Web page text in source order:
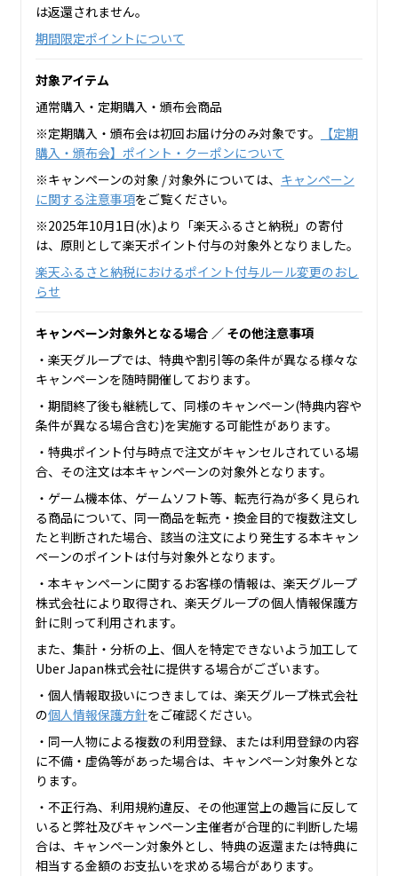
は返還されません。
期間限定ポイントについて
対象アイテム
通常購入・定期購入・頒布会商品
※定期購入・頒布会は初回お届け分のみ対象です。
【定期
購入・頒布会】ポイント・クーポンについて
※キャンペーンの対象 / 対象外については、 キャンペーン
に関する注意事項をご覧ください。
※2025年10月1日(水)より「楽天ふるさと納税」の寄付
は、原則として楽天ポイント付与の対象外となりました。
楽天ふるさと納税におけるポイント付与ルール変更のおし
らせ
キャンペーン対象外となる場合 ／ その他注意事項
・楽天グループでは、特典や割引等の条件が異なる様々な
キャンペーンを随時開催しております。
・期間終了後も継続して、同様のキャンペーン(特典内容や
条件が異なる場合含む)を実施する可能性があります。
・特典ポイント付与時点で注文がキャンセルされている場
合、その注文は本キャンペーンの対象外となります。
・ゲーム機本体、ゲームソフト等、転売行為が多く見られ
る商品について、同一商品を転売・換金目的で複数注文し
たと判断された場合、該当の注文により発生する本キャン
ペーンのポイントは付与対象外となります。
・本キャンペーンに関するお客様の情報は、楽天グループ
株式会社により取得され、楽天グループの個人情報保護方
針に則って利用されます。
また、集計・分析の上、個人を特定できないよう加工して
Uber Japan株式会社に提供する場合がございます。
・個人情報取扱いにつきましては、楽天グループ株式会社
の個人情報保護方針をご確認ください。
・同一人物による複数の利用登録、または利用登録の内容
に不備・虚偽等があった場合は、キャンペーン対象外とな
ります。
・不正行為、利用規約違反、その他運営上の趣旨に反して
いると弊社及びキャンペーン主催者が合理的に判断した場
合は、キャンペーン対象外とし、特典の返還または特典に
相当する金額のお支払いを求める場合があります。